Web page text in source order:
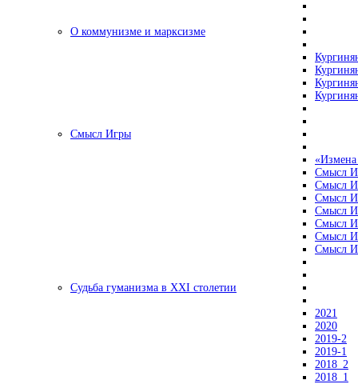
О коммунизме и марксизме
Смысл Игры
«Измена
Смысл
Смысл
Смысл
Смысл
Смысл
Смысл
Смысл
Судьба гуманизма в XXI столетии
2021
2020
2019-2
2019-1
2018_2
2018_1